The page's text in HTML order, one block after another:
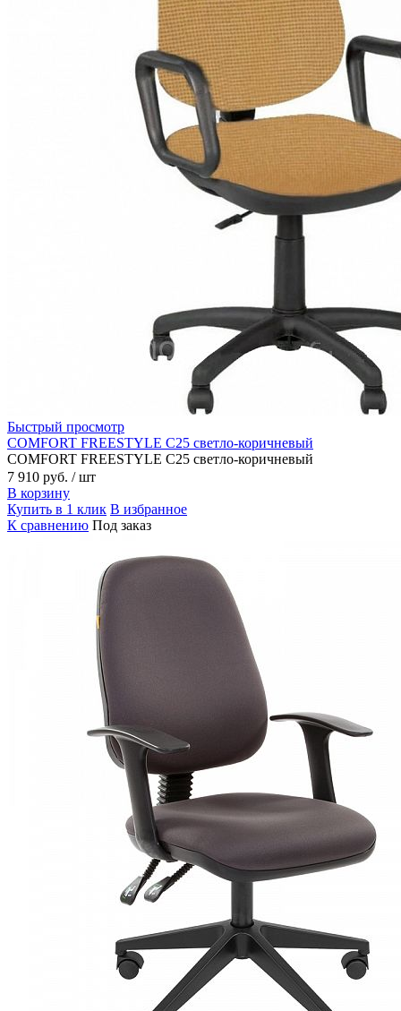
Быстрый просмотр
COMFORT FREESTYLE C25 светло-коричневый
COMFORT FREESTYLE C25 светло-коричневый
7 910 руб. / шт
В корзину
Купить в 1 клик В избранное
К сравнению Под заказ